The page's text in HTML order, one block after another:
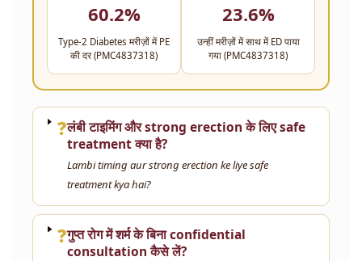
60.2%
Type-2 Diabetes मरीज़ों में PE
की दर (PMC4837318)
23.6%
उन्हीं मरीज़ों में साथ में ED पाया
गया (PMC4837318)
❓लंबी टाइमिंग और strong erection के लिए safe
treatment क्या है?
Lambi timing aur strong erection ke liye safe
treatment kya hai?
❓गुप्त रोग में शर्म के बिना confidential
consultation कैसे लें?